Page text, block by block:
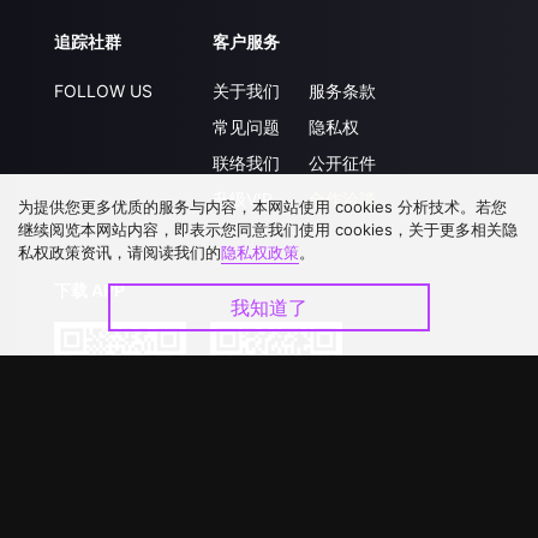
追踪社群
FOLLOW US
客户服务
关于我们
常见问题
联络我们
升级VIP
服务条款
隐私权
公开征件
合作洽談
下载 APP
为提供您更多优质的服务与内容，本网站使用 cookies 分析技术。若您
继续阅览本网站内容，即表示您同意我们使用 cookies，关于更多相关隐
私权政策资讯，请阅读我们的隐私权政策。
我知道了